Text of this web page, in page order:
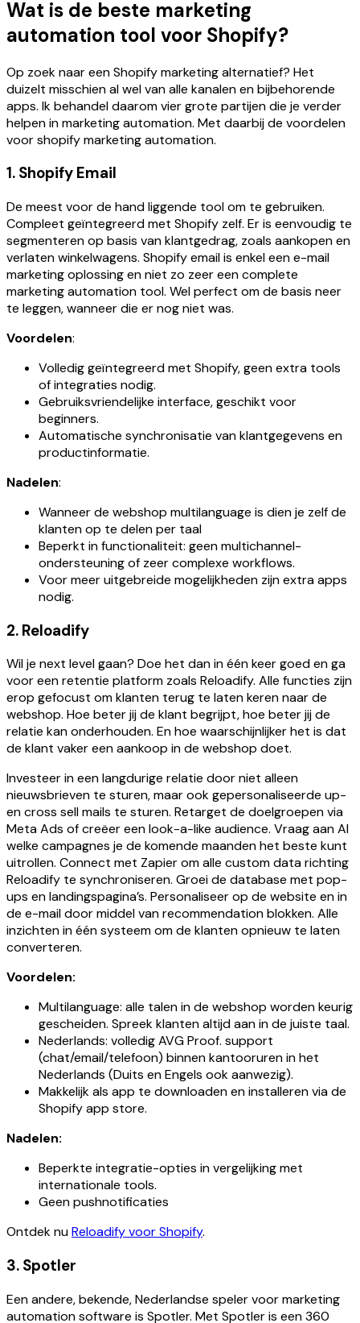
Wat is de beste marketing
automation tool voor Shopify?
Op zoek naar een Shopify marketing alternatief? Het
duizelt misschien al wel van alle kanalen en bijbehorende
apps. Ik behandel daarom vier grote partijen die je verder
helpen in marketing automation. Met daarbij de voordelen
voor shopify marketing automation.
1. Shopify Email
De meest voor de hand liggende tool om te gebruiken.
Compleet geïntegreerd met Shopify zelf. Er is eenvoudig te
segmenteren op basis van klantgedrag, zoals aankopen en
verlaten winkelwagens. Shopify email is enkel een e-mail
marketing oplossing en niet zo zeer een complete
marketing automation tool. Wel perfect om de basis neer
te leggen, wanneer die er nog niet was.
Voordelen:
Volledig geïntegreerd met Shopify, geen extra tools
of integraties nodig.
Gebruiksvriendelijke interface, geschikt voor
beginners.
Automatische synchronisatie van klantgegevens en
productinformatie.
Nadelen:
Wanneer de webshop multilanguage is dien je zelf de
klanten op te delen per taal
Beperkt in functionaliteit: geen multichannel-
ondersteuning of zeer complexe workflows.
Voor meer uitgebreide mogelijkheden zijn extra apps
nodig.
2. Reloadify
Wil je next level gaan? Doe het dan in één keer goed en ga
voor een retentie platform zoals Reloadify. Alle functies zijn
erop gefocust om klanten terug te laten keren naar de
webshop. Hoe beter jij de klant begrijpt, hoe beter jij de
relatie kan onderhouden. En hoe waarschijnlijker het is dat
de klant vaker een aankoop in de webshop doet.
Investeer in een langdurige relatie door niet alleen
nieuwsbrieven te sturen, maar ook gepersonaliseerde up-
en cross sell mails te sturen. Retarget de doelgroepen via
Meta Ads of creëer een look-a-like audience. Vraag aan AI
welke campagnes je de komende maanden het beste kunt
uitrollen. Connect met Zapier om alle custom data richting
Reloadify te synchroniseren. Groei de database met pop-
ups en landingspagina’s. Personaliseer op de website en in
de e-mail door middel van recommendation blokken. Alle
inzichten in één systeem om de klanten opnieuw te laten
converteren.
Voordelen:
Multilanguage: alle talen in de webshop worden keurig
gescheiden. Spreek klanten altijd aan in de juiste taal.
Nederlands: volledig AVG Proof. support
(chat/email/telefoon) binnen kantooruren in het
Nederlands (Duits en Engels ook aanwezig).
Makkelijk als app te downloaden en installeren via de
Shopify app store.
Nadelen:
Beperkte integratie-opties in vergelijking met
internationale tools.
Geen pushnotificaties
Ontdek nuReloadify voor Shopify.
3. Spotler
Een andere, bekende, Nederlandse speler voor marketing
automation software is Spotler. Met Spotler is een 360